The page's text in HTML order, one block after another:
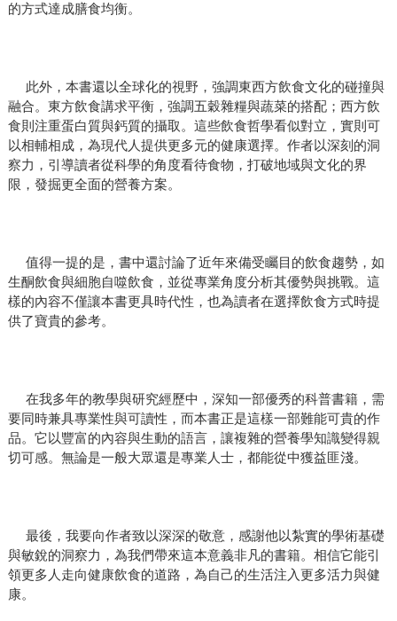
的方式達成膳食均衡。
此外，本書還以全球化的視野，強調東西方飲食文化的碰撞與
融合。東方飲食講求平衡，強調五穀雜糧與蔬菜的搭配；西方飲
食則注重蛋白質與鈣質的攝取。這些飲食哲學看似對立，實則可
以相輔相成，為現代人提供更多元的健康選擇。作者以深刻的洞
察力，引導讀者從科學的角度看待食物，打破地域與文化的界
限，發掘更全面的營養方案。
值得一提的是，書中還討論了近年來備受矚目的飲食趨勢，如
生酮飲食與細胞自噬飲食，並從專業角度分析其優勢與挑戰。這
樣的內容不僅讓本書更具時代性，也為讀者在選擇飲食方式時提
供了寶貴的參考。
在我多年的教學與研究經歷中，深知一部優秀的科普書籍，需
要同時兼具專業性與可讀性，而本書正是這樣一部難能可貴的作
品。它以豐富的內容與生動的語言，讓複雜的營養學知識變得親
切可感。無論是一般大眾還是專業人士，都能從中獲益匪淺。
最後，我要向作者致以深深的敬意，感謝他以紮實的學術基礎
與敏銳的洞察力，為我們帶來這本意義非凡的書籍。相信它能引
領更多人走向健康飲食的道路，為自己的生活注入更多活力與健
康。